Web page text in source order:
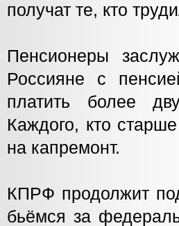
получат те, кто
Пенсионеры
Россияне с
платить более
Каждого, кто
на капремонт.
КПРФ продолжит
бьёмся за